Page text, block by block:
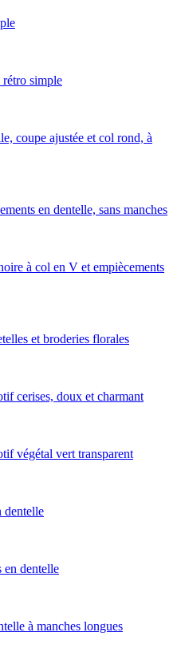
rétro simple
coupe ajustée et col rond, à
en dentelle, sans manches
à col en V et empiècements
et broderies florales
cerises, doux et charmant
végétal vert transparent
dentelle
en dentelle
à manches longues